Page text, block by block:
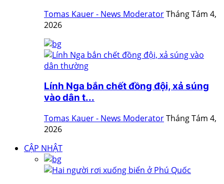
Tomas Kauer - News ModeratorTháng Tám 4,
2026
Lính Nga bắn chết đồng đội, xả súng
vào dân t...
Tomas Kauer - News ModeratorTháng Tám 4,
2026
CẬP NHẬT